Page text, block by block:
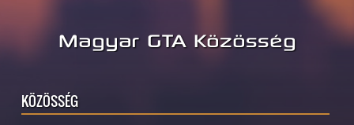
Magyar GTA Közösség
KÖZÖSSÉG